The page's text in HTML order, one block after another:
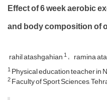
Effect of 6 week aerobic
and body composition of
rahil atashgahian1 ramina
1Physical education teacher in
2Faculty of Sport Sciences,